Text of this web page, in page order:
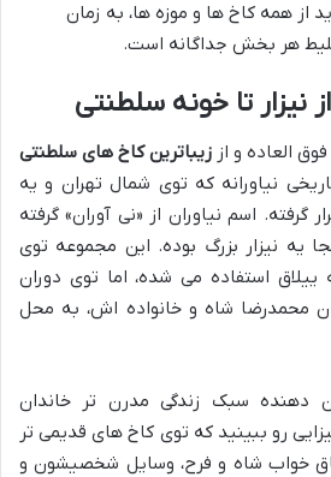
از همه کاخ ها و موزه ها، به زمان
بلیط هر بخش جداگانه است.
نیزار تا خونه سلطنتی
العاده و از زیباترین کاخ های سلطنتی
نیاورانه که توی شمال تهران و یه
اسم نیاوران از «نی آوران» گرفته
یه نیزار بزرگ بوده. این مجموعه توی
ییلاق استفاده می شده، اما توی دوران
محمدرضا شاه و خانواده اش، به محل
دهنده سبک زندگی مدرن تر خاندان
رو ببینید که توی کاخ های قدیمی تر
خواب شاه و فرح، وسایل شخصیشون و